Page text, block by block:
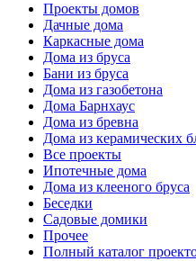
Проекты домов
Дачные дома
Каркасные дома
Дома из бруса
Бани из бруса
Дома из газобетона
Дома Барнхаус
Дома из бревна
Дома из керамических
Все проекты
Ипотечные дома
Дома из клееного бруса
Беседки
Садовые домики
Прочее
Полный каталог